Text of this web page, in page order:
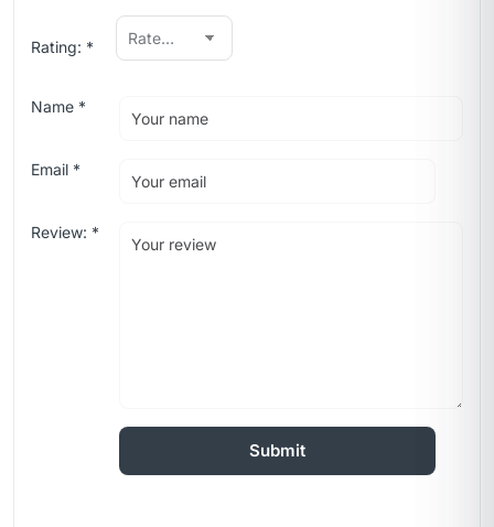
Rating: *
Review: *
Name *
Email *